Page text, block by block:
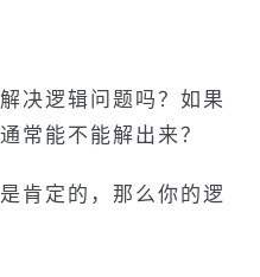
决逻辑问题吗？如果
常能不能解出来？
肯定的，那么你的逻